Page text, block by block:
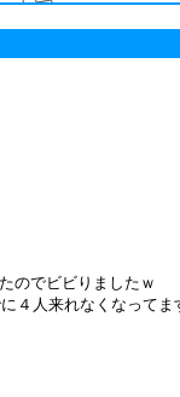
のでビビりましたｗ
４人来れなくなってま